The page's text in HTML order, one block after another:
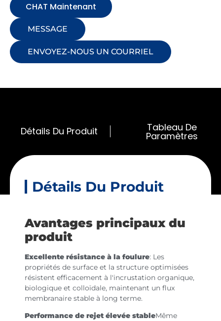
CHAT Maintenant
MESSAGE
ENVOYEZ-NOUS UN COURRIEL
Détails Du Produit Tableau De
Paramètres
Détails Du Produit
Avantages principaux du
produit
Excellente résistance à la foulure: Les
propriétés de surface et la structure optimisées
résistent efficacement à l'incrustation organique,
biologique et colloïdale, maintenant un flux
membranaire stable à long terme.
Performance de rejet élevée stableMême